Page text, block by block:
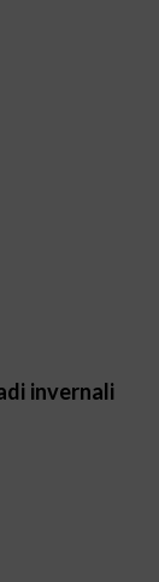
invernali